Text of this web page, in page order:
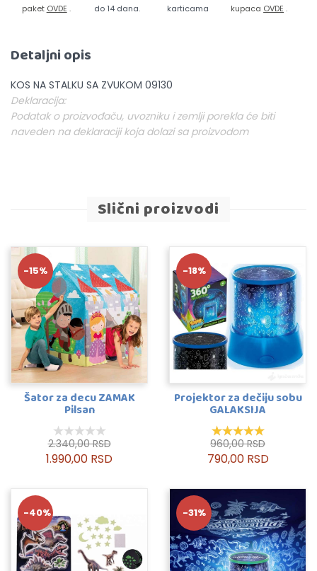
paket OVDE .
do 14 dana.
karticama
kupaca OVDE .
Detaljni opis
KOS NA STALKU SA ZVUKOM 09130
Deklaracija:
Podatak o proizvođaču, uvozniku i zemlji porekla će biti
naveden na deklaraciji koja dolazi sa proizvodom
Slični proizvodi
-15%
Šator za decu ZAMAK
Pilsan
2.340,00 RSD
1.990,00 RSD
-18%
Projektor za dečiju sobu
GALAKSIJA
960,00 RSD
790,00 RSD
-40% -31%